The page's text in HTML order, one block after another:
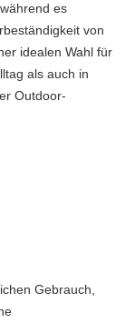
es
von
idealen Wahl für
als auch in
Outdoor-
Gebrauch,